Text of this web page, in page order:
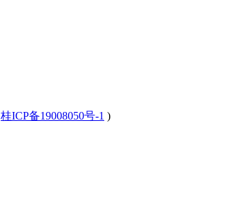
桂ICP备19008050号-1 )